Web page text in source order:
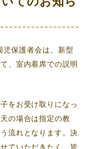
保護者会は、新型
、室内着席での説明
をお受け取りになっ
の場合は指定の教
流れとなります。決
ていただきたく、皆